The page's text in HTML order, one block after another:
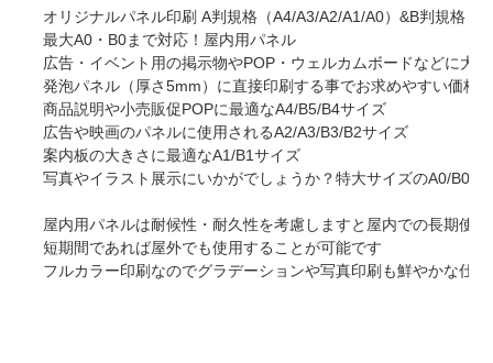
オリジナルパネル印刷 A判規格（A4/A3/A2/A1/A0）&B判規格（
最大A0・B0まで対応！屋内用パネル
広告・イベント用の掲示物やPOP・ウェルカムボードなどに大
発泡パネル（厚さ5mm）に直接印刷する事でお求めやすい価格
商品説明や小売販促POPに最適なA4/B5/B4サイズ
広告や映画のパネルに使用されるA2/A3/B3/B2サイズ
案内板の大きさに最適なA1/B1サイズ
写真やイラスト展示にいかがでしょうか？特大サイズのA0/B0
屋内用パネルは耐候性・耐久性を考慮しますと屋内での長期使
短期間であれば屋外でも使用することが可能です
フルカラー印刷なのでグラデーションや写真印刷も鮮やかな仕